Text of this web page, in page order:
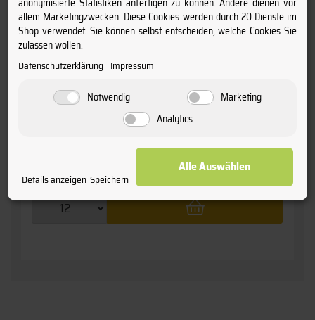
» Grand Cru - trocken «
Château JONCA
€15,
inkl. MwSt. / zzgl.Versand (Grundpreis: 20,80 € pro l)
17,75 €(23,67 € pro l)
Staffelpreise
allem Marketingzwecken. Diese Cookies werden durch 20 Dienste im
Shop verwendet. Sie können selbst entscheiden, welche Cookies Sie
zulassen wollen.
Datenschutzerklärung Impressum
Notwendig
Marketing
Analytics
Details anzeigen Speichern
Alle Auswählen